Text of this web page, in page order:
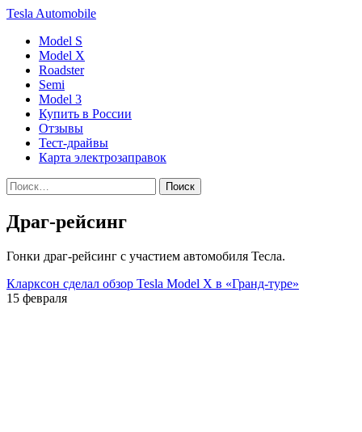
Tesla Automobile
Model S
Model X
Roadster
Semi
Model 3
Купить в России
Отзывы
Тест-драйвы
Карта электрозаправок
Драг-рейсинг
Гонки драг-рейсинг с участием автомобиля Тесла.
Кларксон сделал обзор Tesla Model X в «Гранд-туре»
15 февраля